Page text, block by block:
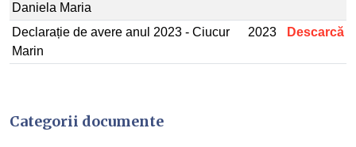
Daniela Maria
Declarație de avere anul 2023 - Ciucur
Marin
2023 Descarcă
Categorii documente